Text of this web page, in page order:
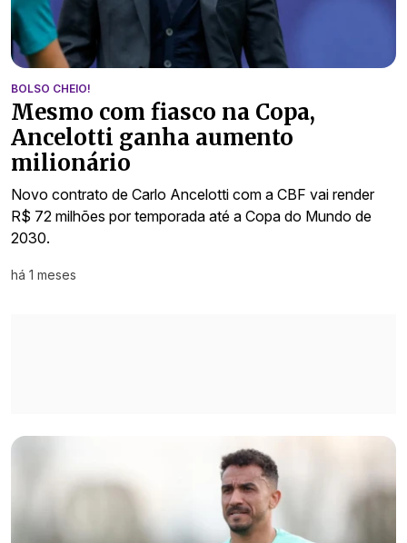
BOLSO CHEIO!
Mesmo com fiasco na Copa,
Ancelotti ganha aumento
milionário
Novo contrato de Carlo Ancelotti com a CBF vai render
R$ 72 milhões por temporada até a Copa do Mundo de
2030.
há 1 meses